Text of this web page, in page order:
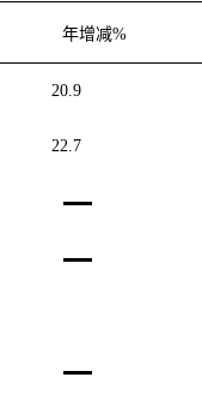
年增减%
20.9
22.7